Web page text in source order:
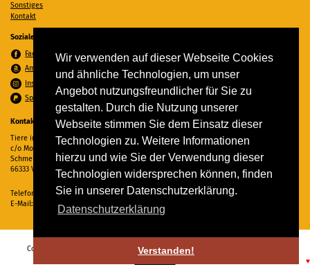
Wir verwenden auf dieser Webseite Cookies
und ähnliche Technologien, um unser
Angebot nutzungsfreundlicher für Sie zu
gestalten. Durch die Nutzung unserer
Webseite stimmen Sie dem Einsatz dieser
Technologien zu. Weitere Informationen
hierzu und wie Sie der Verwendung dieser
Technologien widersprechen können, finden
Sie in unserer Datenschutzerklärung.
Datenschutzerklärung
Verstanden!
Sonstiges
Kontakt
Soziale Medien
Facebook
Amazon Wunschzettel
Instagram
Spenden per PayPal
Kontakt
Tiere in Not Saar e.V.
c/o Monika Ewen
Schmelzer Straße 22
66333 Völklingen
Telefon:
06898 294862
E-Mail:
info@tiere-in-not-saar.de
Copyright © 2026 Tiere in Not Saar e.V. Alle Rechte vorbehalten. -
♥